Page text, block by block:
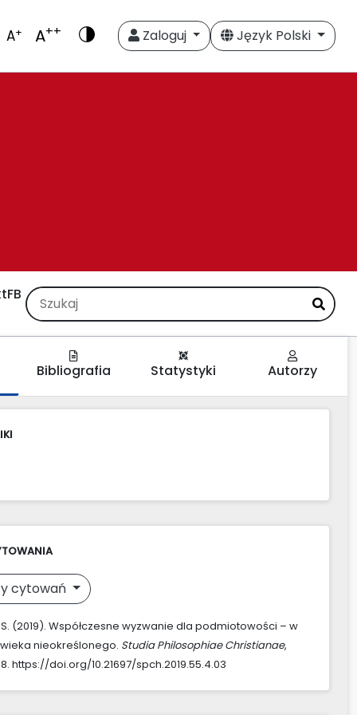
A+ A++ Zaloguj Język Polski
FB
Bibliografia Statystyki Autorzy
cytowań
(2019). Współczesne wyzwanie dla podmiotowości – w
nieokreślonego. Studia Philosophiae Christianae,
https://doi.org/10.21697/spch.2019.55.4.03